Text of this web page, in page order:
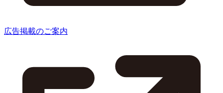
広告掲載のご案内